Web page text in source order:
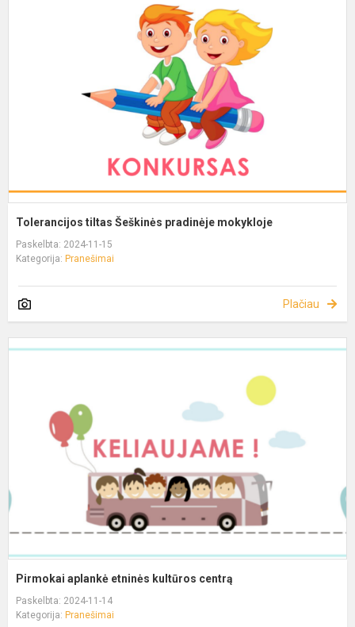
Tolerancijos tiltas Šeškinės pradinėje mokykloje
Paskelbta: 2024-11-15
Kategorija: Pranešimai
Plačiau
Pirmokai aplankė etninės kultūros centrą
Paskelbta: 2024-11-14
Kategorija: Pranešimai